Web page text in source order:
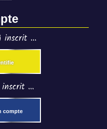
inscrit ...
...
compte